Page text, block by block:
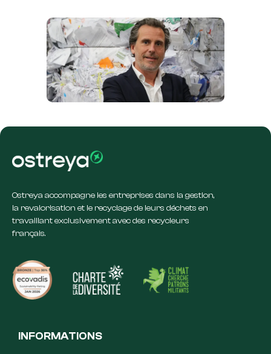
Ostreya accompagne les entreprises dans la gestion,
la revalorisation et le recyclage de leurs déchets en
travaillant exclusivement avec des recycleurs
français.
INFORMATIONS